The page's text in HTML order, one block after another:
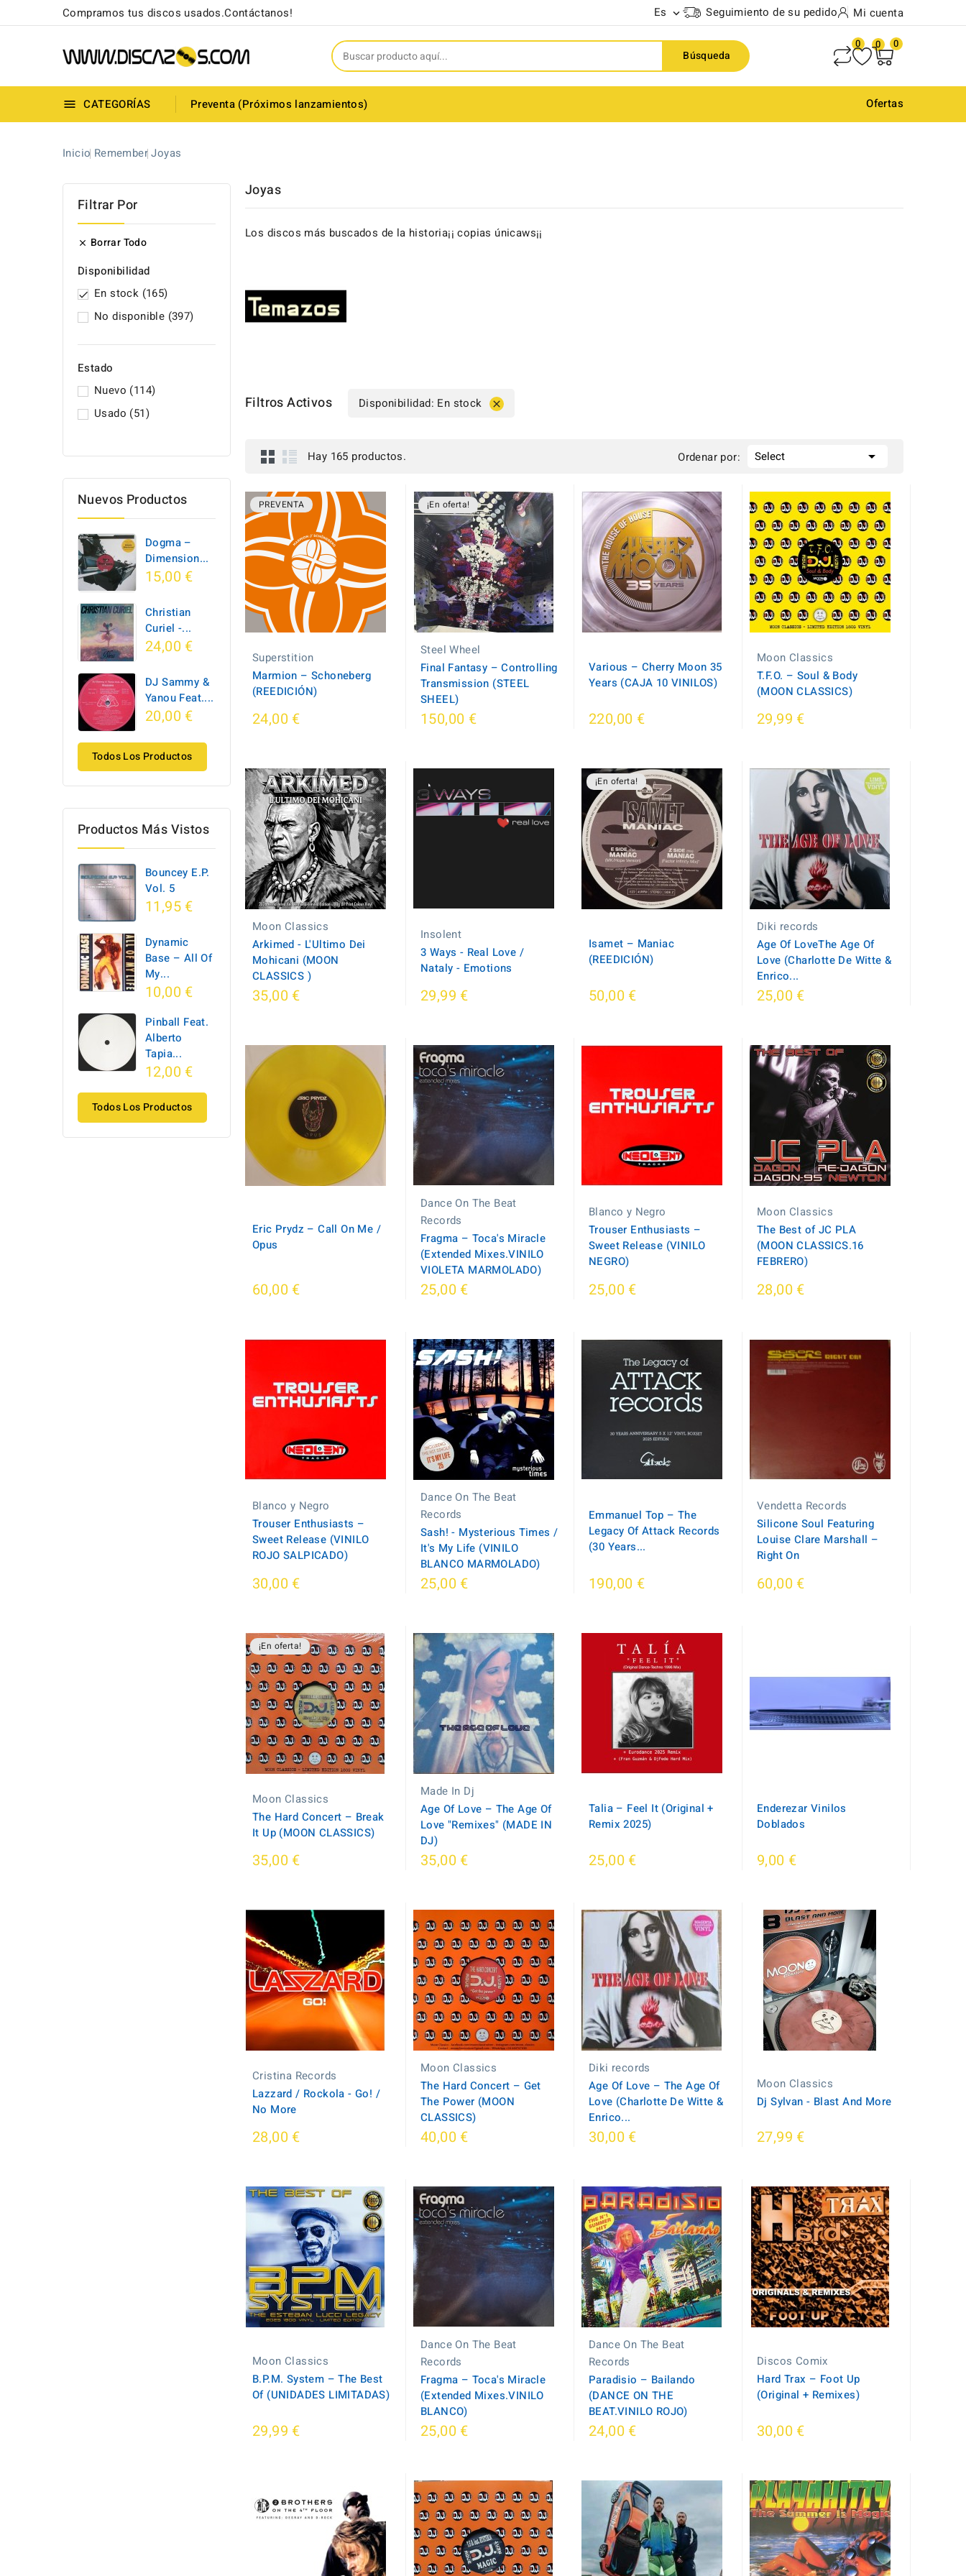
Compramos tus discos usados.Contáctanos! Es  Seguimiento de su pedido Mi cuenta
Búsqueda
0 0 0
 CATEGORÍAS Preventa (Próximos lanzamientos) Ofertas
Inicio Remember Joyas
Filtrar Por
 Borrar Todo
Disponibilidad
 En stock (165)
No disponible (397)
Estado
Nuevo (114)
Usado (51)
Nuevos Productos
Dogma –
Dimension...
15,00 €
Christian
Curiel -...
24,00 €
DJ Sammy &
Yanou Feat....
20,00 €
Todos Los Productos
Productos Más Vistos
Bouncey E.P.
Vol. 5
11,95 €
Dynamic
Base ‎– All Of
My...
10,00 €
Pinball Feat.
Alberto
Tapia...
12,00 €
Todos Los Productos
Joyas
Los discos más buscados de la historia¡¡ copias únicaws¡¡
Filtros Activos Disponibilidad: En stock 
Hay 165 productos. Ordenar por: Select 
PREVENTA
Superstition
Marmion ‎– Schoneberg
(REEDICIÓN)
24,00 €
¡En oferta!
Steel Wheel
Final Fantasy – Controlling
Transmission (STEEL
SHEEL)
150,00 €
Various – Cherry Moon 35
Years (CAJA 10 VINILOS)
220,00 €
Moon Classics
T.F.O. – Soul & Body
(MOON CLASSICS)
29,99 €
Moon Classics
Arkimed - L'Ultimo Dei
Mohicani (MOON
CLASSICS )
35,00 €
Insolent
3 Ways - Real Love /
Nataly - Emotions
29,99 €
¡En oferta!
Isamet ‎– Maniac
(REEDICIÓN)
50,00 €
Diki records
Age Of LoveThe Age Of
Love (Charlotte De Witte &
Enrico...
25,00 €
Eric Prydz ‎– Call On Me /
Opus
60,00 €
Dance On The Beat
Records
Fragma – Toca's Miracle
(Extended Mixes.VINILO
VIOLETA MARMOLADO)
25,00 €
Blanco y Negro
Trouser Enthusiasts ‎–
Sweet Release (VINILO
NEGRO)
25,00 €
Moon Classics
The Best of JC PLA
(MOON CLASSICS.16
FEBRERO)
28,00 €
Blanco y Negro
Trouser Enthusiasts ‎–
Sweet Release (VINILO
ROJO SALPICADO)
30,00 €
Dance On The Beat
Records
Sash! - Mysterious Times /
It's My Life (VINILO
BLANCO MARMOLADO)
25,00 €
Emmanuel Top – The
Legacy Of Attack Records
(30 Years...
190,00 €
Vendetta Records
Silicone Soul Featuring
Louise Clare Marshall ‎–
Right On
60,00 €
¡En oferta!
Moon Classics
The Hard Concert ‎– Break
It Up (MOON CLASSICS)
35,00 €
Made In Dj
Age Of Love ‎– The Age Of
Love "Remixes" (MADE IN
DJ)
35,00 €
Talia – Feel It (Original +
Remix 2025)
25,00 €
Enderezar Vinilos
Doblados
9,00 €
Cristina Records
Lazzard / Rockola ‎- Go! /
No More
28,00 €
Moon Classics
The Hard Concert ‎– Get
The Power (MOON
CLASSICS)
40,00 €
Diki records
Age Of Love ‎– The Age Of
Love (Charlotte De Witte &
Enrico...
30,00 €
Moon Classics
Dj Sylvan - Blast And More
27,99 €
Moon Classics
B.P.M. System – The Best
Of (UNIDADES LIMITADAS)
29,99 €
Dance On The Beat
Records
Fragma – Toca's Miracle
(Extended Mixes.VINILO
BLANCO)
25,00 €
Dance On The Beat
Records
Paradisio ‎– Bailando
(DANCE ON THE
BEAT.VINILO ROJO)
24,00 €
Discos Comix
Hard Trax – Foot Up
(Original + Remixes)
30,00 €